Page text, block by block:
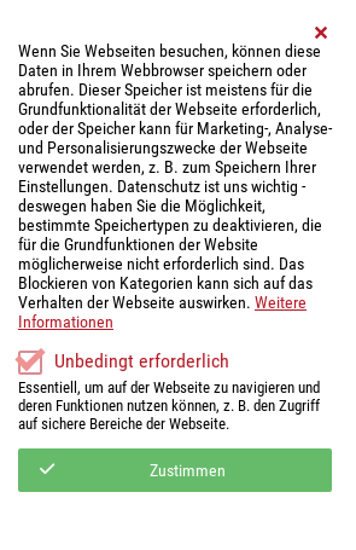
Angebot abgeben Mein Account
haben bereits ein Konto?
mit Ihren Standardwerten
Wenn Sie Webseiten besuchen, können diese
Daten in Ihrem Webbrowser speichern oder
abrufen. Dieser Speicher ist meistens für die
Grundfunktionalität der Webseite erforderlich,
oder der Speicher kann für Marketing-, Analyse-
und Personalisierungszwecke der Webseite
verwendet werden, z. B. zum Speichern Ihrer
Einstellungen. Datenschutz ist uns wichtig -
deswegen haben Sie die Möglichkeit,
bestimmte Speichertypen zu deaktivieren, die
für die Grundfunktionen der Website
möglicherweise nicht erforderlich sind. Das
Blockieren von Kategorien kann sich auf das
Verhalten der Webseite auswirken. Weitere
Informationen
Unbedingt erforderlich
Essentiell, um auf der Webseite zu navigieren und
deren Funktionen nutzen können, z. B. den Zugriff
auf sichere Bereiche der Webseite.
Zustimmen